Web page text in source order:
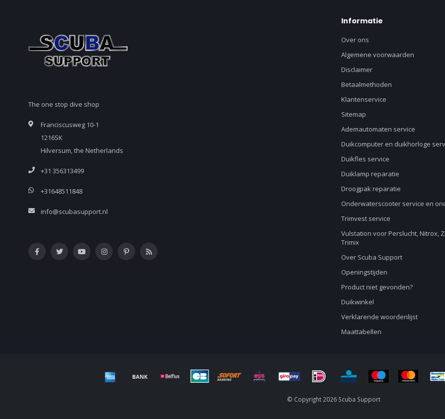
The one stop dive shop
Franciscusweg 10-1
1216SK
Hilversum, the Netherlands
+31 356313499
+31648511848
info@scubasupport.nl
Informatie
Over ons
Algemene voorwaarden
Disclaimer
Betaalmethoden
Klantenservice
Sitemap
Ademautomaten service
Duikcomputer en duikhorloge
Duikfles service
Duiklamp reparatie
Droogpak reparatie
Onderwaterscooter service en
Trimvest service
Vulstation voor Perslucht, Nitrox,
Trimix
Over Scuba Support
Openingstijden
Product niet gevonden?
Duikwinkel
Verklarende woordenlijst
Maattabellen
© Copyright 2026 Scuba Support